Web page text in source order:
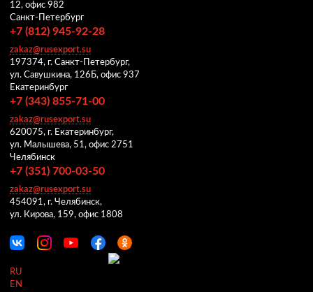
12, офис 982
Санкт-Петербург
+7 (812) 945-92-28
zakaz@rusexport.su
197374, г. Санкт-Петербург,
ул. Савушкина, 126Б, офис 937
Екатеринбург
+7 (343) 855-71-00
zakaz@rusexport.su
620075, г. Екатеринбург,
ул. Малышева, 51, офис 2751
Челябинск
+7 (351) 700-03-50
zakaz@rusexport.su
454091, г. Челябинск,
ул. Кирова, 159, офис 1808
RU
EN